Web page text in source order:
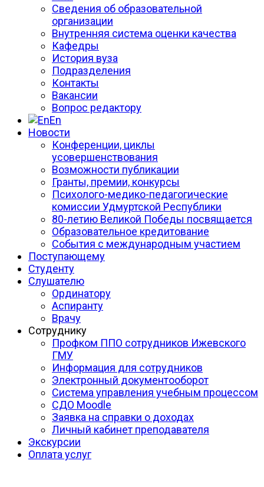
Сведения об образовательной
организации
Внутренняя система оценки качества
Кафедры
История вуза
Подразделения
Контакты
Вакансии
Вопрос редактору
En
Новости
Конференции, циклы
усовершенствования
Возможности публикации
Гранты, премии, конкурсы
Психолого-медико-педагогические
комиссии Удмуртской Республики
80-летию Великой Победы посвящается
Образовательное кредитование
События с международным участием
Поступающему
Студенту
Слушателю
Ординатору
Аспиранту
Врачу
Сотруднику
Профком ППО сотрудников Ижевского
ГМУ
Информация для сотрудников
Электронный документооборот
Система управления учебным процессом
СДО Moodle
Заявка на справки о доходах
Личный кабинет преподавателя
Экскурсии
Оплата услуг